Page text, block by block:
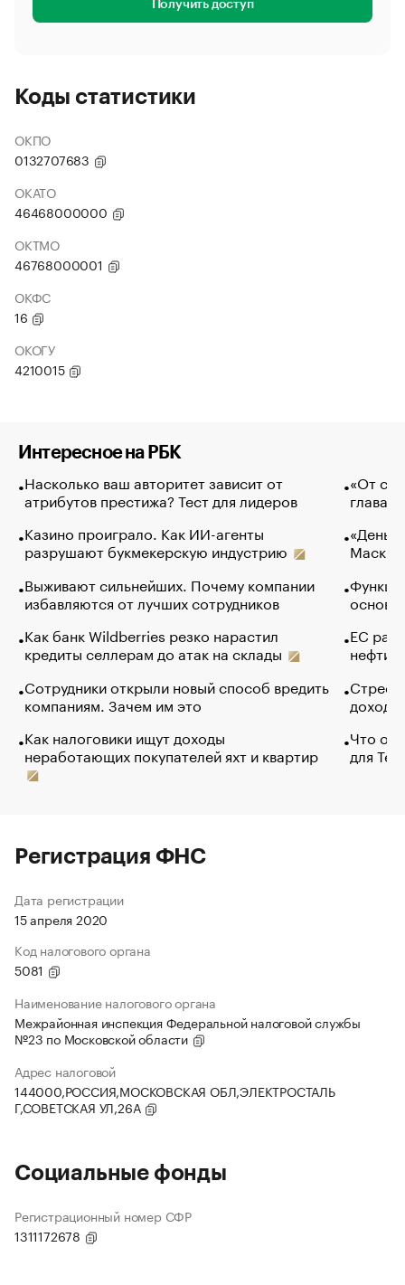
Получить доступ
Коды статистики
ОКПО
0132707683
ОКАТО
46468000000
ОКТМО
46768000001
ОКФС
16
ОКОГУ
4210015
Интересное на РБК
Насколько ваш авторитет зависит от
атрибутов престижа? Тест для лидеров
Казино проиграло. Как ИИ-агенты
разрушают букмекерскую индустрию
Выживают сильнейших. Почему компании
избавляются от лучших сотрудников
Как банк Wildberries резко нарастил
кредиты селлерам до атак на склады
Сотрудники открыли новый способ вредить
компаниям. Зачем им это
Как налоговики ищут доходы
неработающих покупателей яхт и квартир
«От
глава
Маск в
основ
ЕС
нефти
Что
для
Регистрация ФНС
Дата регистрации
15 апреля 2020
Код налогового органа
5081
Наименование налогового органа
Межрайонная инспекция Федеральной налоговой службы
№23 по Московской области
Адрес налоговой
144000,РОССИЯ,МОСКОВСКАЯ ОБЛ,ЭЛЕКТРОСТАЛЬ
Г,СОВЕТСКАЯ УЛ,26А
Социальные фонды
Регистрационный номер СФР
1311172678